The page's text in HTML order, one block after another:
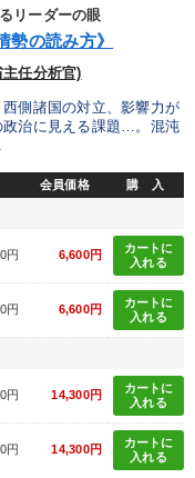
リーダーの眼
勢の読み方》
任分析官)
側諸国の対立、影響力が
政治に見える課題…。混沌
会員価格 購 入
円 6,600円
カートに
入れる
円 6,600円
カートに
入れる
円 14,300円
カートに
入れる
円 14,300円
カートに
入れる